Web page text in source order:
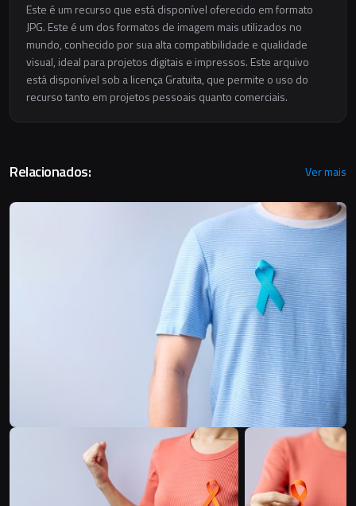
Este é um recurso que está disponível oferecido em formato
JPG. Este é um dos formatos de imagem mais utilizados no
mundo, conhecido por sua alta compatibilidade e qualidade
visual, ideal para projetos digitais e impressos. Este arquivo
está disponível sob a licença Gratuita, que permite o uso do
recurso tanto em projetos pessoais quanto comerciais.
Relacionados: Ver mais